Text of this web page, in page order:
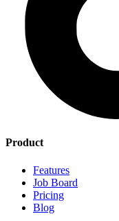
Product
Features
Job Board
Pricing
Blog